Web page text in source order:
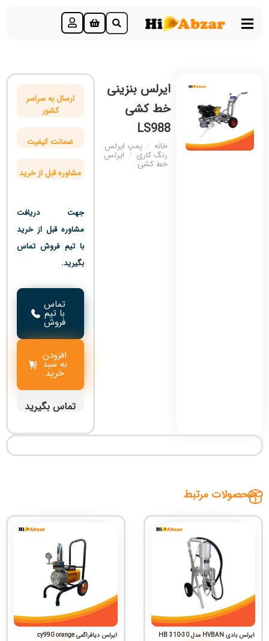
ایرلس بنزینی
خط کشی
LS988
خانه / پمپ ایرلس
رنگ کاری / ایرلس
خط کشی
ارسال به سراسر
کشور
ضمانت کیفیت
مشاوره قبل از خرید
جهت دریافت
مشاوره قبل از خرید
با تیم فروش تماس
بگیرید.
تماس
با تیم
فروش
افزودن
به سبد
خرید
تماس بگیرید
محصولات مرتبط
ایرلس بادی HVBAN مدل HB 310-30 ایرلس دیافراگمی cy990 orange